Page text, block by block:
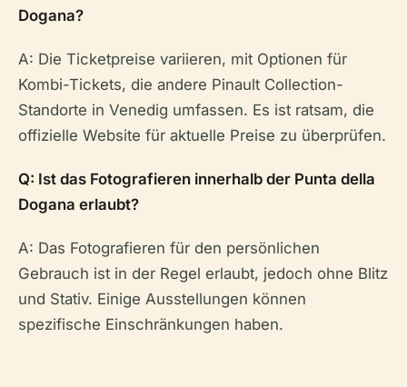
Dogana?
A: Die Ticketpreise variieren, mit Optionen für
Kombi-Tickets, die andere Pinault Collection-
Standorte in Venedig umfassen. Es ist ratsam, die
offizielle Website für aktuelle Preise zu überprüfen.
Q: Ist das Fotografieren innerhalb der Punta della
Dogana erlaubt?
A: Das Fotografieren für den persönlichen
Gebrauch ist in der Regel erlaubt, jedoch ohne Blitz
und Stativ. Einige Ausstellungen können
spezifische Einschränkungen haben.